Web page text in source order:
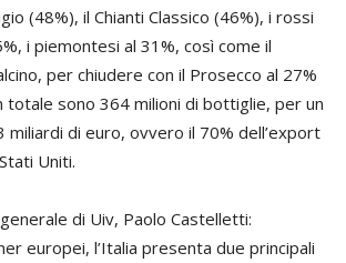
(48%), il Chianti Classico (46%), i rossi
i piemontesi al 31%, così come il
per chiudere con il Prosecco al 27%
totale sono 364 milioni di bottiglie, per un
miliardi di euro, ovvero il 70% dell’export
Uniti.
di Uiv, Paolo Castelletti:
europei, l’Italia presenta due principali